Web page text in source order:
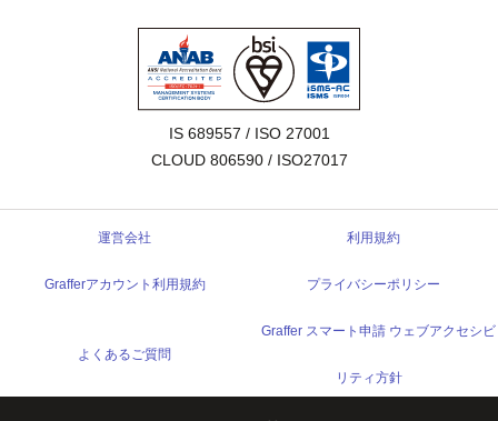
IS 689557 / ISO 27001
CLOUD 806590 / ISO27017
運営会社 利用規約
Grafferアカウント利用規約 プライバシーポリシー
よくあるご質問
Graffer スマート申請 ウェブアクセシビ
リティ方針